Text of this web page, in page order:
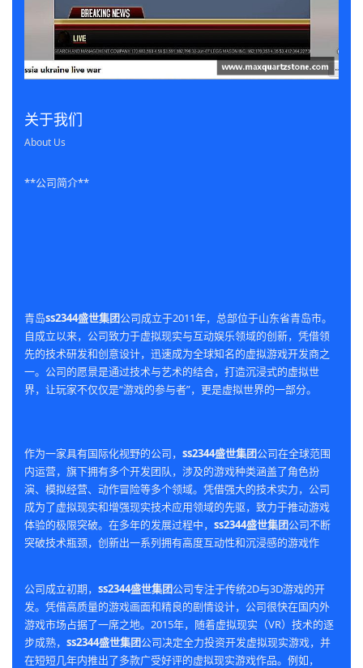
关于我们
About Us
**公司简介**
青岛ss2344盛世集团公司成立于2011年，总部位于山东省青岛市。
自成立以来，公司致力于虚拟现实与互动娱乐领域的创新，凭借领
先的技术研发和创意设计，迅速成为全球知名的虚拟游戏开发商之
一。公司的愿景是通过技术与艺术的结合，打造沉浸式的虚拟世
界，让玩家不仅仅是“游戏的参与者”，更是虚拟世界的一部分。
作为一家具有国际化视野的公司， ss2344盛世集团公司在全球范围
内运营，旗下拥有多个开发团队，涉及的游戏种类涵盖了角色扮
演、模拟经营、动作冒险等多个领域。凭借强大的技术实力，公司
成为了虚拟现实和增强现实技术应用领域的先驱，致力于推动游戏
体验的极限突破。在多年的发展过程中， ss2344盛世集团公司不断
突破技术瓶颈，创新出一系列拥有高度互动性和沉浸感的游戏作
公司成立初期， ss2344盛世集团公司专注于传统2D与3D游戏的开
发。凭借高质量的游戏画面和精良的剧情设计，公司很快在国内外
游戏市场占据了一席之地。2015年，随着虚拟现实（VR）技术的逐
步成熟， ss2344盛世集团公司决定全力投资开发虚拟现实游戏，并
在短短几年内推出了多款广受好评的虚拟现实游戏作品。例如，